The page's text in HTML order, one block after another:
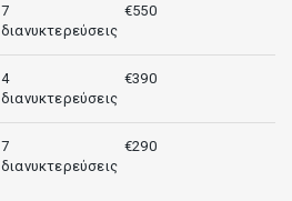
7
διανυκτερεύσεις
€550
4
διανυκτερεύσεις
€390
7
διανυκτερεύσεις
€290